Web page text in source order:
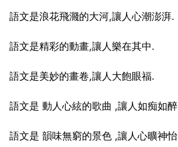
語文是浪花飛濺的大河,讓人心潮澎湃.
語文是精彩的動畫,讓人樂在其中.
語文是美妙的畫卷,讓人大飽眼福.
語文是 動人心絃的歌曲 ,讓人如痴如醉
語文是 韻味無窮的景色 ,讓人心曠神怡